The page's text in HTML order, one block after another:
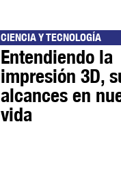
CIENCIA Y TECNOLOGÍA
Entendiendo la
impresión 3D,
alcances en
vida